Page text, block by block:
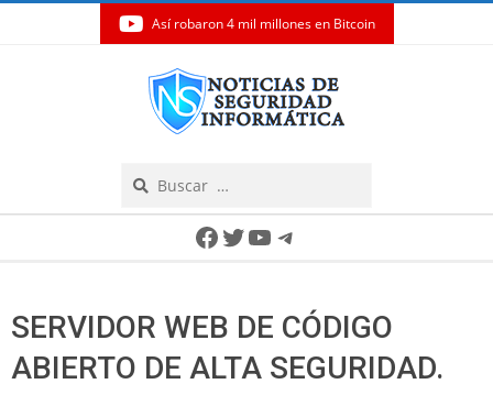
Así robaron 4 mil millones en Bitcoin
Facebook
Twitter
YouTube
Telegram
SERVIDOR WEB DE CÓDIGO
ABIERTO DE ALTA SEGURIDAD.